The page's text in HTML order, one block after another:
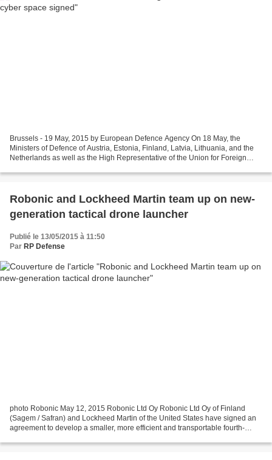
Brussels - 19 May, 2015 by European Defence Agency On 18 May, the
Ministers of Defence of Austria, Estonia, Finland, Latvia, Lithuania, and the
Netherlands as well as the High Representative of the Union for Foreign
Robonic and Lockheed Martin team up on new-
generation tactical drone launcher
Publié le 13/05/2015 à 11:50
Par RP Defense
photo Robonic May 12, 2015 Robonic Ltd Oy Robonic Ltd Oy of Finland
(Sagem / Safran) and Lockheed Martin of the United States have signed an
agreement to develop a smaller, more efficient and transportable fourth-